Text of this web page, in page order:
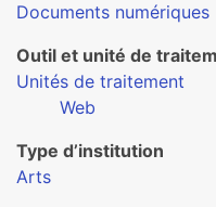
Documents numériques
Outil et unité de
Unités de traitement
Web
Type d’institution
Arts